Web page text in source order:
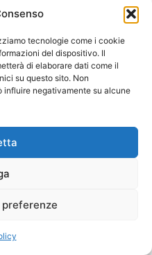
tecnologie come i cookie
del dispositivo. Il
di elaborare dati come il
su questo sito. Non
influire negativamente su alcune
Vice
per il